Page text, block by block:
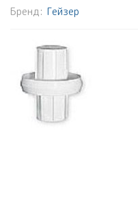
Бренд: Гейзер